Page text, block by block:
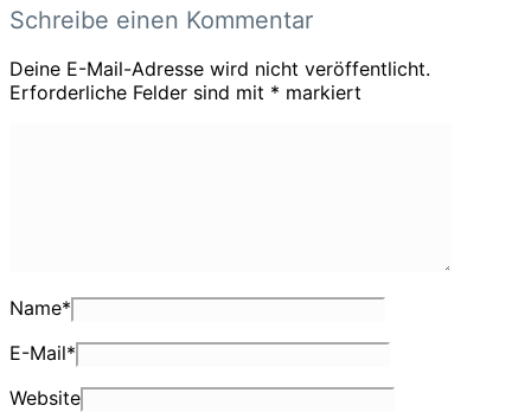
Schreibe einen Kommentar
Deine E-Mail-Adresse wird nicht veröffentlicht.
Erforderliche Felder sind mit * markiert
Name*
E-Mail*
Website